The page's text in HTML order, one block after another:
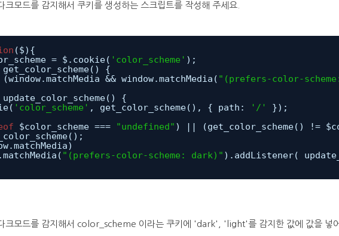
크모드를 감지해서 쿠키를 생성하는 스크립트를 작성해 주세요.
($){
= $.cookie( 'color_scheme' );
get_color_scheme() {
(window.matchMedia && window.matchMedia( "(prefers-color-
update_color_scheme() {
'color_scheme' , get_color_scheme(), { path: '/'
});
$color_scheme === "undefined" ) || (get_color_scheme() !=
"(prefers-color-scheme: dark)" ).addListener(
크모드를 감지해서 color_scheme 이라는 쿠키에 'dark', 'light'를 감지한 값에 값을 넣